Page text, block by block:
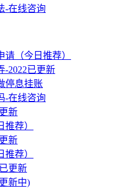
-在线咨询
（今日推荐）
-2022已更新
停息挂账
-在线咨询
新
荐）
新
荐）
更新
新中)